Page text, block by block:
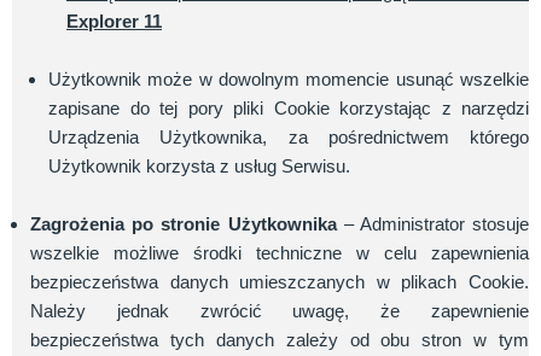
Explorer 11
Użytkownik może w dowolnym momencie usunąć wszelkie
zapisane do tej pory pliki Cookie korzystając z narzędzi
Urządzenia Użytkownika, za pośrednictwem którego
Użytkownik korzysta z usług Serwisu.
Zagrożenia po stronie Użytkownika – Administrator stosuje
wszelkie możliwe środki techniczne w celu zapewnienia
bezpieczeństwa danych umieszczanych w plikach Cookie.
Należy jednak zwrócić uwagę, że zapewnienie
bezpieczeństwa tych danych zależy od obu stron w tym